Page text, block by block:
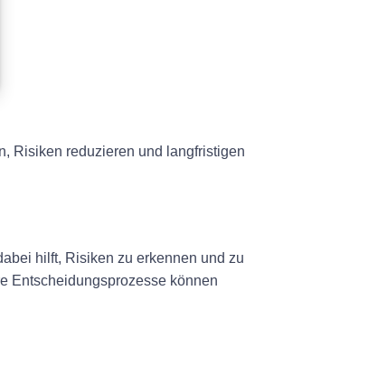
Risiken reduzieren und langfristigen
hilft, Risiken zu erkennen und zu
Entscheidungsprozesse können